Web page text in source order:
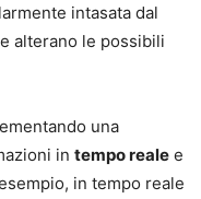
intasata dal
alterano le possibili
una
in tempo reale e
in tempo reale